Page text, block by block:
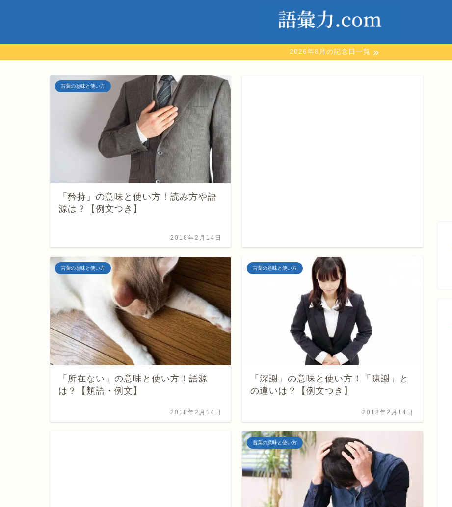
2026年8月の記念日一覧
言葉の意味と使い方
「矜持」の意味と使い方！読み方や語
源は？【例文つき】
2018年2月14日
言葉の意味と使い方
「所在ない」の意味と使い方！語源
は？【類語・例文】
2018年2月14日
言葉の意味と使い方
「深謝」の意味と使い方！「陳謝」と
の違いは？【例文つき】
2018年2月14日
言葉の意味と使い方